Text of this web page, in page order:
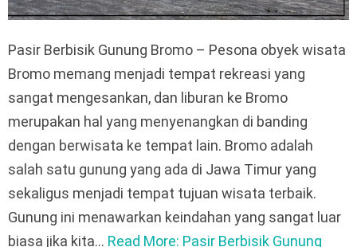
Pasir Berbisik Gunung Bromo – Pesona obyek wisata
Bromo memang menjadi tempat rekreasi yang
sangat mengesankan, dan liburan ke Bromo
merupakan hal yang menyenangkan di banding
dengan berwisata ke tempat lain. Bromo adalah
salah satu gunung yang ada di Jawa Timur yang
sekaligus menjadi tempat tujuan wisata terbaik.
Gunung ini menawarkan keindahan yang sangat luar
biasa jika kita… Read More: Pasir Berbisik Gunung